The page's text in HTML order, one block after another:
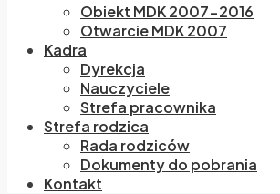
Obiekt MDK 2007-2016
Otwarcie MDK 2007
Kadra
Dyrekcja
Nauczyciele
Strefa pracownika
Strefa rodzica
Rada rodziców
Dokumenty do pobrania
Kontakt